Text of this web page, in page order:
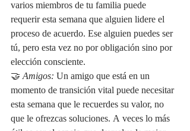
varios miembros de tu familia puede
requerir esta semana que alguien lidere el
proceso de acuerdo. Ese alguien puedes ser
tú, pero esta vez no por obligación sino por
elección consciente.
🤝 Amigos: Un amigo que está en un
momento de transición vital puede necesitar
esta semana que le recuerdes su valor, no
que le ofrezcas soluciones. A veces lo más